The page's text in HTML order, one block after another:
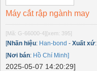
Máy cắt rập ngành may
[Mã: G-66000-4][xem: 395]
[Nhãn hiệu: Han-bond - Xuất xứ:
[Nơi bán: Hồ Chí Minh]
2025-05-07 14:20:29]